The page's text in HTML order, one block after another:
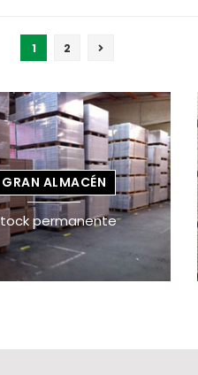
1 2
GRAN ALMACÉN
permanente